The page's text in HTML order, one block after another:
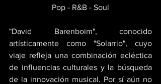
Pop - R&B - Soul
"David Barenboim", conocido
artísticamente como "Solarrio", cuyo
viaje refleja una combinación ecléctica
de influencias culturales y la búsqueda
de la innovación musical. Por sí aún no